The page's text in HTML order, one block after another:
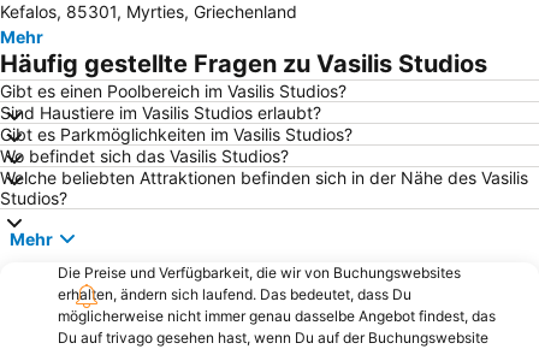
D-Marin Turgutreis Marina
Gumbet Beach
Marina Yacht Club
Lambi Strand
Yalikavak Public Beach
D-Marin Didim Marina
Archaeological Museum of Nisyros
Marina Kos
Kumbahce Public Beach
3. Koy Public Beach
Paradise Beach
Massouri
Golturkbuku Coast
D-Marin Turgutreis
Traditional Settlement of Pserimos
Ortakent Public Beach
Camel beach
Kefalos, 85301, Myrties, Griechenland
Mehr
Häufig gestellte Fragen zu Vasilis Studios
Gibt es einen Poolbereich im Vasilis Studios?
Sind Haustiere im Vasilis Studios erlaubt?
Gibt es Parkmöglichkeiten im Vasilis Studios?
Wo befindet sich das Vasilis Studios?
Welche beliebten Attraktionen befinden sich in der Nähe des Vasilis
Studios?
Mehr
Die Preise und Verfügbarkeit, die wir von Buchungswebsites
erhalten, ändern sich laufend. Das bedeutet, dass Du
möglicherweise nicht immer genau dasselbe Angebot findest, das
Du auf trivago gesehen hast, wenn Du auf der Buchungswebsite